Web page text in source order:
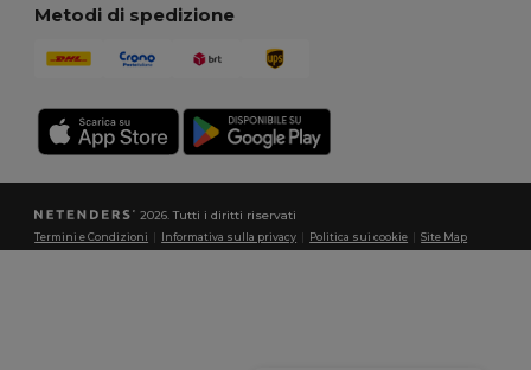
Metodi di spedizione
2026. Tutti i diritti riservati
Termini e Condizioni Informativa sulla privacy Politica sui cookie |Site Map